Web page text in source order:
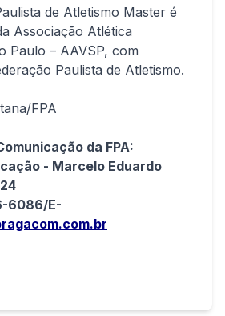
de Atletismo Master é
Associação Atlética
Paulo – AAVSP, com
Paulista de Atletismo.
FPA
da FPA:
- Marcelo Eduardo
6086/E-